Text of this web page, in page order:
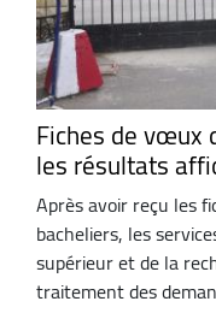
Fiches de vœux
les résultats
Après avoir reçu les
bacheliers, les
supérieur et de la
traitement des